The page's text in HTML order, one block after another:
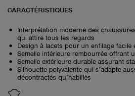
CARACTÉRISTIQUES
Interprétation moderne des
qui attire tous les regards
Design à lacets pour un enfilage facile
Semelle intérieure rembourrée offrant
Semelle extérieure durable assurant
Silhouette polyvalente qui s’adapte
décontractés qu’habillés